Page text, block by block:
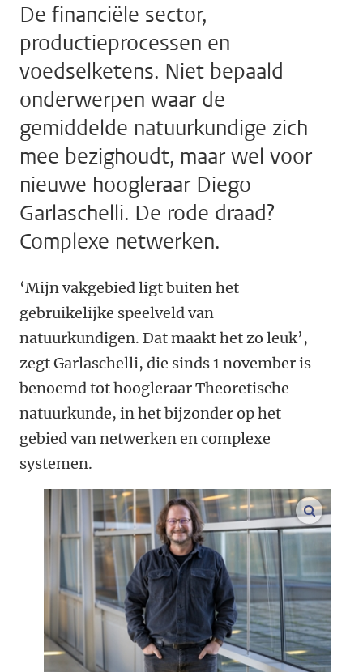
De financiële sector,
productieprocessen en
voedselketens. Niet bepaald
onderwerpen waar de
gemiddelde natuurkundige zich
mee bezighoudt, maar wel voor
nieuwe hoogleraar Diego
Garlaschelli. De rode draad?
Complexe netwerken.
‘Mijn vakgebied ligt buiten het
gebruikelijke speelveld van
natuurkundigen. Dat maakt het zo leuk’,
zegt Garlaschelli, die sinds 1 november is
benoemd tot hoogleraar Theoretische
natuurkunde, in het bijzonder op het
gebied van netwerken en complexe
systemen.